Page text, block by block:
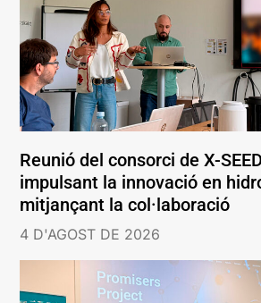
Reunió del consorci de X-
impulsant la innovació en
mitjançant la col·laboració
4 D'AGOST DE 2026